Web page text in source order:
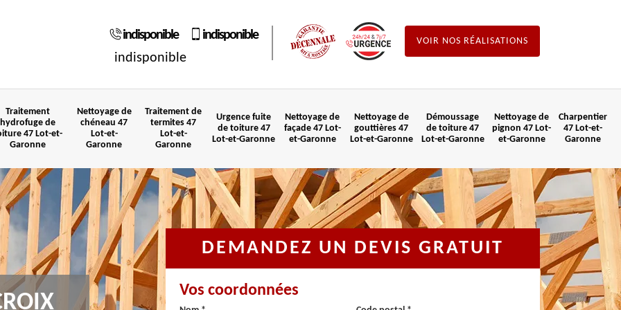
indisponible
indisponible
indisponible
VOIR NOS RÉALISATIONS
Traitement
hydrofuge de
47 Lot-et-
Garonne
Nettoyage de
chéneau 47
Lot-et-
Garonne
Traitement de
termites 47
Lot-et-
Garonne
Urgence fuite
de toiture 47
Lot-et-Garonne
Nettoyage de
façade 47 Lot-
et-Garonne
Nettoyage de
gouttières 47
Lot-et-Garonne
Démoussage
de toiture 47
Lot-et-Garonne
Nettoyage de
pignon 47 Lot-
et-Garonne
Charpentier
47 Lot-et-
Garonne
DEMANDEZ UN DEVIS GRATUIT
Vos coordonnées